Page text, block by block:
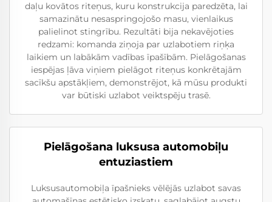
daļu kovātos riteņus, kuru konstrukcija paredzēta, lai
samazinātu nesaspringojošo masu, vienlaikus
palielinot stingrību. Rezultāti bija nekavējoties
redzami: komanda ziņoja par uzlabotiem riņķa
laikiem un labākām vadības īpašībām. Pielāgošanas
iespējas ļāva viņiem pielāgot riteņus konkrētajām
sacīkšu apstākļiem, demonstrējot, kā mūsu produkti
var būtiski uzlabot veiktspēju trasē.
Pielāgošana luksusa automobiļu
entuziastiem
Luksusautomobiļa īpašnieks vēlējās uzlabot savas